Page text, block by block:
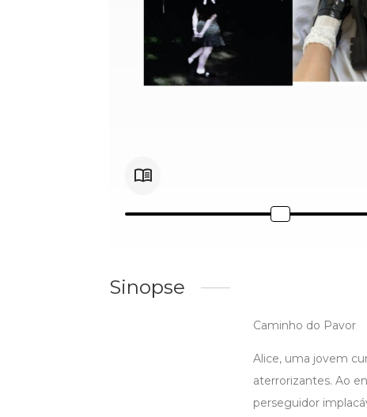
Sinopse
Caminho do Pavor
Alice, uma jovem
aterrorizantes. Ao
perseguidor